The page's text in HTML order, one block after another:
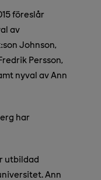
föreslår
av
Johnson,
Persson,
nyval av Ann
har
utbildad
Ann